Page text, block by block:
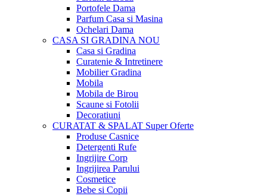
Portofele Dama
Parfum Casa si Masina
Ochelari Dama
CASA SI GRADINANOU
Casa si Gradina
Curatenie & Intretinere
Mobilier Gradina
Mobila
Mobila de Birou
Scaune si Fotolii
Decoratiuni
CURATAT & SPALAT Super Oferte
Produse Casnice
Detergenti Rufe
Ingrijire Corp
Ingrijirea Parului
Cosmetice
Bebe si Copii